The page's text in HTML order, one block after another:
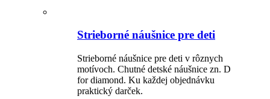
Strieborné náušnice pre deti
Strieborné náušnice pre deti v rôznych
motívoch. Chutné detské náušnice zn. D
for diamond. Ku každej objednávku
praktický darček.